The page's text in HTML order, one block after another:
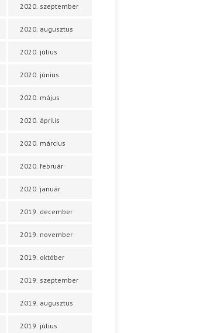
2020. szeptember
2020. augusztus
2020. július
2020. június
2020. május
2020. április
2020. március
2020. február
2020. január
2019. december
2019. november
2019. október
2019. szeptember
2019. augusztus
2019. július